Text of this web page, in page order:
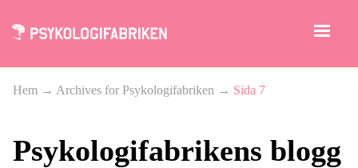
Hem → Archives for Psykologifabriken → Sida 7
Psykologifabrikens blogg